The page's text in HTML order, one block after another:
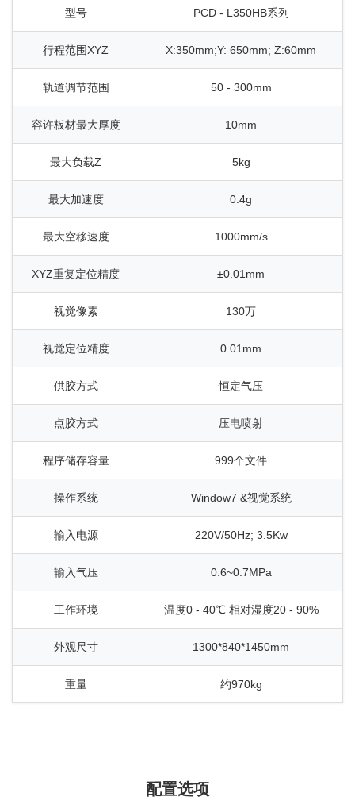
型号 PCD - L350HB系列
行程范围XYZ X:350mm;Y: 650mm; Z:60mm
轨道调节范围 50 - 300mm
容许板材最大厚度 10mm
最大负载Z 5kg
最大加速度 0.4g
最大空移速度 1000mm/s
XYZ重复定位精度 ±0.01mm
视觉像素 130万
视觉定位精度 0.01mm
供胶方式 恒定气压
点胶方式 压电喷射
程序储存容量 999个文件
操作系统 Window7 &视觉系统
输入电源 220V/50Hz; 3.5Kw
输入气压 0.6~0.7MPa
工作环境 温度0 - 40℃ 相对湿度20 - 90%
外观尺寸 1300*840*1450mm
重量 约970kg
配置选项